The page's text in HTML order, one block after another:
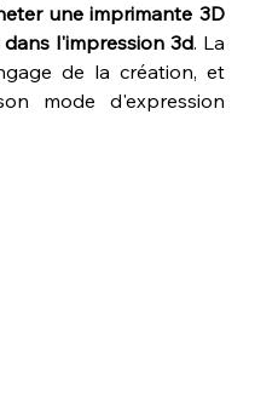
une imprimante 3D
l'impression 3d. La
de la création, et
mode d'expression